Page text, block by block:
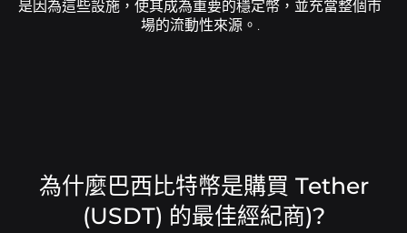
是因為這些設施，使其成為重要的穩定幣，並充當整個市
場的流動性來源。.
為什麼巴西比特幣是購買 Tether
(USDT) 的最佳經紀商)?